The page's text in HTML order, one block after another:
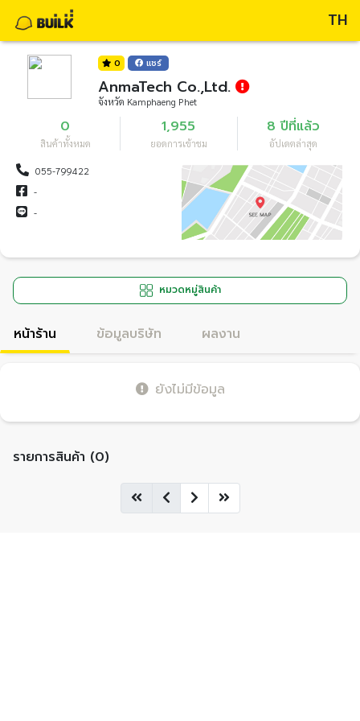
TH
0 แชร์
AnmaTech Co.,Ltd.
จังหวัด Kamphaeng Phet
0
สินค้าทั้งหมด
1,955
ยอดการเข้าชม
8 ปีที่แล้ว
อัปเดตล่าสุด
055-799422
-
-
หมวดหมู่สินค้า
หน้าร้าน ข้อมูลบริษัท ผลงาน
ยังไม่มีข้อมูล
รายการสินค้า (0)